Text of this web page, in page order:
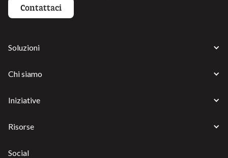
Contattaci
Soluzioni
Chi siamo
Iniziative
Risorse
Social